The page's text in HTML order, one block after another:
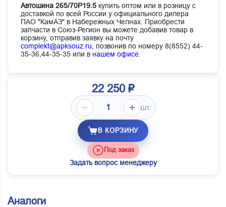
Автошина 265/70Р19.5 купить оптом или в розницу с
доставкой по всей России у официального дилера
ПАО "КамАЗ" в Набережных Челнах. Приобрести
запчасти в Союз-Регион вы можете добавив товар в
корзину, отправив заявку на почту
complekt@apksouz.ru,
позвонив по номеру 8(8552) 44-
35-36,44-35-35 или в нашем офисе
22 250 ₽
шт.
В КОРЗИНУ
Под заказ
Задать вопрос менеджеру
Аналоги